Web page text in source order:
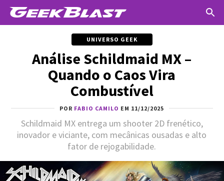
UNIVERSO GEEK
Análise Schildmaid MX –
Quando o Caos Vira
Combustível
POR FABIO CAMILO EM 11/12/2025
Schildmaid MX entrega um shooter 2D frenético,
inovador e viciante, com mecânicas ousadas e alto
fator de rejogabilidade.